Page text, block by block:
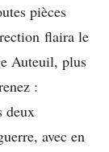
pièces
flaira le
Auteuil, plus
:
deux
avec en